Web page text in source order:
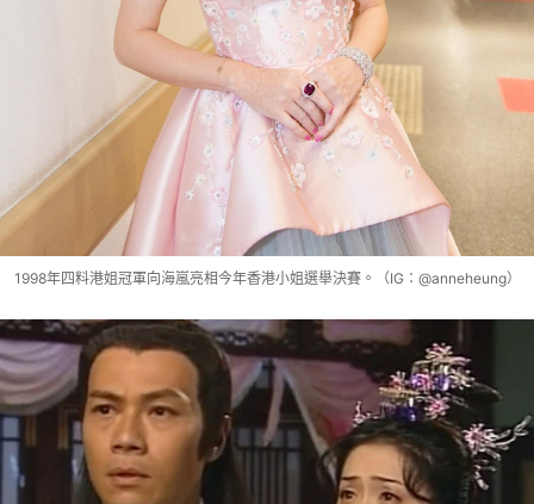
1998年四料港姐冠軍向海嵐亮相今年香港小姐選舉決賽。（IG：@anneheung）